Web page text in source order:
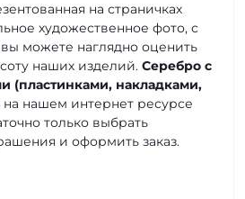
на страничках
художественное фото, с
можете наглядно оценить
наших изделий. Серебро с
(пластинками, накладками,
на нашем интернет ресурсе
только выбрать
и оформить заказ.